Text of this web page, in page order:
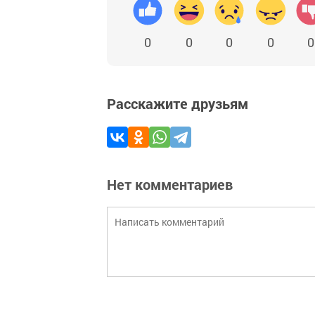
0 0 0 0 0
Расскажите друзьям
Нет комментариев